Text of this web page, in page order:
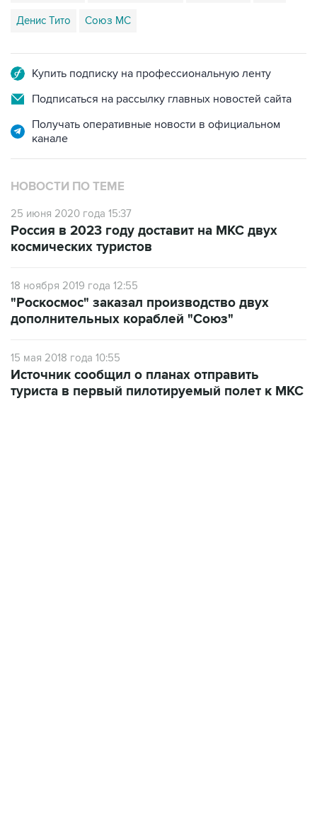
Денис Тито Союз МС
Купить подписку на профессиональную ленту
Подписаться на рассылку главных новостей сайта
Получать оперативные новости в официальном
канале
НОВОСТИ ПО ТЕМЕ
25 июня 2020 года 15:37
Россия в 2023 году доставит на МКС двух
космических туристов
18 ноября 2019 года 12:55
"Роскосмос" заказал производство двух
дополнительных кораблей "Союз"
15 мая 2018 года 10:55
Источник сообщил о планах отправить
туриста в первый пилотируемый полет к МКС